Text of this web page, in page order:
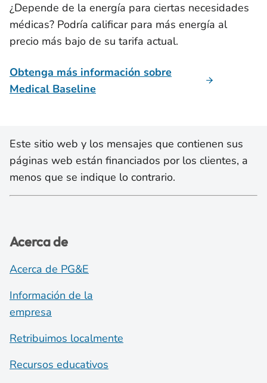
¿Depende de la energía para ciertas necesidades
médicas? Podría calificar para más energía al
precio más bajo de su tarifa actual.
Obtenga más información sobre
Medical Baseline
Este sitio web y los mensajes que contienen sus
páginas web están financiados por los clientes, a
menos que se indique lo contrario.
Acerca de
Acerca de PG&E
Información de la
empresa
Retribuimos localmente
Recursos educativos